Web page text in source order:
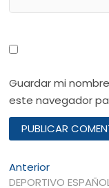
Guardar mi
este navegador
Navegación
AnteriorEntrada
anterior:
DEPORTIVO